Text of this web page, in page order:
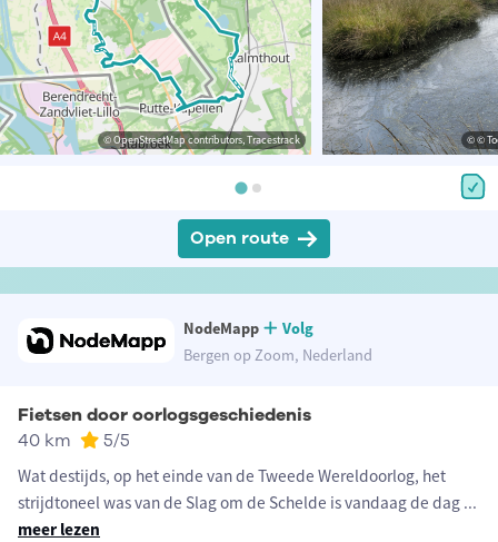
© OpenStreetMap contributors, Tracestrack © ©
Open route
NodeMapp
Volg
Bergen op Zoom, Nederland
Fietsen door oorlogsgeschiedenis
40 km 5/5
Wat destijds, op het einde van de Tweede Wereldoorlog, het
strijdtoneel was van de Slag om de Schelde is vandaag de dag ...
meer lezen